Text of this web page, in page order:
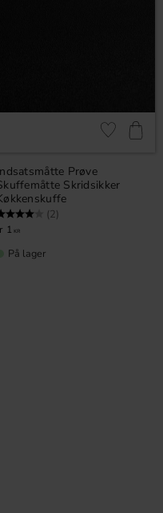
Prøve
Skridsikker
(2)
1 KR
Gem som
På lager